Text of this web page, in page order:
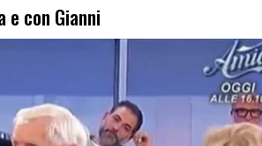
con Gianni